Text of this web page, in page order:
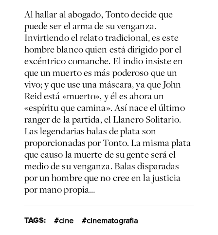
Al hallar al abogado, Tonto decide que
puede ser el arma de su venganza.
Invirtiendo el relato tradicional, es este
hombre blanco quien está dirigido por el
excéntrico comanche. El indio insiste en
que un muerto es más poderoso que un
vivo; y que use una máscara, ya que John
Reid está «muerto», y él es ahora un
«espíritu que camina». Así nace el último
rangerde la partida, el Llanero Solitario.
Las legendarias balas de plata son
proporcionadas por Tonto. La misma plata
que causo la muerte de su gente será el
medio de su venganza. Balas disparadas
por un hombre que no cree en la justicia
por mano propia…
TAGS: cine
cinematografia